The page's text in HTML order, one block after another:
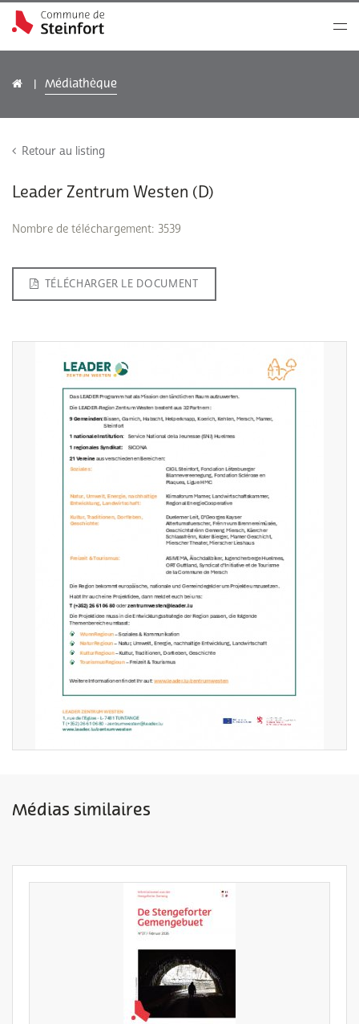
Médiathèque
Retour au listing
Leader Zentrum Westen (D)
Nombre de téléchargement: 3539
TÉLÉCHARGER LE DOCUMENT
Médias similaires